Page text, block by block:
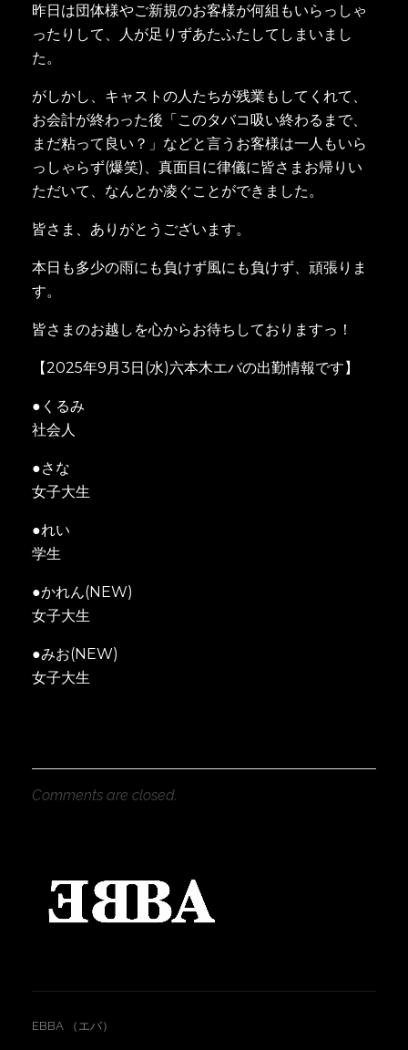
昨日は団体様やご新規のお客様が何組もいらっしゃ
ったりして、人が足りずあたふたしてしまいまし
た。
がしかし、キャストの人たちが残業もしてくれて、
お会計が終わった後「このタバコ吸い終わるまで、
まだ粘って良い？」などと言うお客様は一人もいら
っしゃらず(爆笑)、真面目に律儀に皆さまお帰りい
ただいて、なんとか凌ぐことができました。
皆さま、ありがとうございます。
本日も多少の雨にも負けず風にも負けず、頑張りま
す。
皆さまのお越しを心からお待ちしておりますっ！
【2025年9月3日(水)六本木エバの出勤情報です】
●くるみ
社会人
●さな
女子大生
●れい
学生
●かれん(NEW)
女子大生
●みお(NEW)
女子大生
Comments are closed.
EBBA （エバ）